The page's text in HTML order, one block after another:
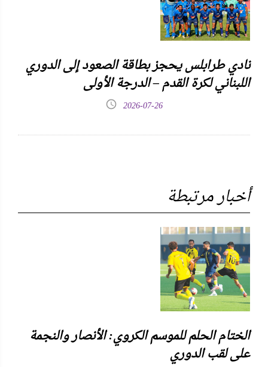
نادي طرابلس يحجز بطاقة الصعود إلى الدوري
اللبناني لكرة القدم – الدرجة الأولى
2026-07-26
أخبار مرتبطة
الختام الحلم للموسم الكروي: الأنصار والنجمة
على لقب الدوري